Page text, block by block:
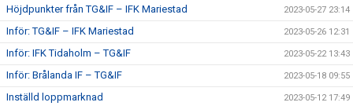
Höjdpunkter från TG&IF – IFK Mariestad 2023-05-27 23:14
Inför: TG&IF – IFK Mariestad 2023-05-26 12:31
Inför: IFK Tidaholm – TG&IF 2023-05-22 13:43
Inför: Brålanda IF – TG&IF 2023-05-18 09:55
Inställd loppmarknad 2023-05-12 17:49